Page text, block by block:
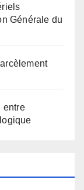
Générale du
entre